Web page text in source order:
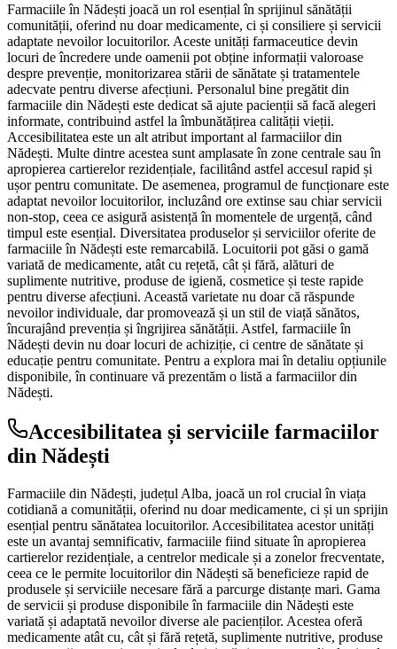
Farmaciile în Nădești joacă un rol esențial în sprijinul sănătății
comunității, oferind nu doar medicamente, ci și consiliere și servicii
adaptate nevoilor locuitorilor. Aceste unități farmaceutice devin
locuri de încredere unde oamenii pot obține informații valoroase
despre prevenție, monitorizarea stării de sănătate și tratamentele
adecvate pentru diverse afecțiuni. Personalul bine pregătit din
farmaciile din Nădești este dedicat să ajute pacienții să facă alegeri
informate, contribuind astfel la îmbunătățirea calității vieții.
Accesibilitatea este un alt atribut important al farmaciilor din
Nădești. Multe dintre acestea sunt amplasate în zone centrale sau în
apropierea cartierelor rezidențiale, facilitând astfel accesul rapid și
ușor pentru comunitate. De asemenea, programul de funcționare este
adaptat nevoilor locuitorilor, incluzând ore extinse sau chiar servicii
non-stop, ceea ce asigură asistență în momentele de urgență, când
timpul este esențial. Diversitatea produselor și serviciilor oferite de
farmaciile în Nădești este remarcabilă. Locuitorii pot găsi o gamă
variată de medicamente, atât cu rețetă, cât și fără, alături de
suplimente nutritive, produse de igienă, cosmetice și teste rapide
pentru diverse afecțiuni. Această varietate nu doar că răspunde
nevoilor individuale, dar promovează și un stil de viață sănătos,
încurajând prevenția și îngrijirea sănătății. Astfel, farmaciile în
Nădești devin nu doar locuri de achiziție, ci centre de sănătate și
educație pentru comunitate. Pentru a explora mai în detaliu opțiunile
disponibile, în continuare vă prezentăm o listă a farmaciilor din
Nădești.
Accesibilitatea și serviciile farmaciilor
din Nădești
Farmaciile din Nădești, județul Alba, joacă un rol crucial în viața
cotidiană a comunității, oferind nu doar medicamente, ci și un sprijin
esențial pentru sănătatea locuitorilor. Accesibilitatea acestor unități
este un avantaj semnificativ, farmaciile fiind situate în apropierea
cartierelor rezidențiale, a centrelor medicale și a zonelor frecventate,
ceea ce le permite locuitorilor din Nădești să beneficieze rapid de
produsele și serviciile necesare fără a parcurge distanțe mari. Gama
de servicii și produse disponibile în farmaciile din Nădești este
variată și adaptată nevoilor diverse ale pacienților. Acestea oferă
medicamente atât cu, cât și fără rețetă, suplimente nutritive, produse